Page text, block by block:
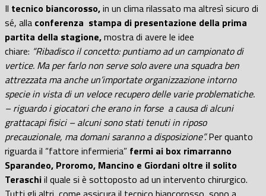
Il tecnico biancorosso,in un clima rilassato ma altresì sicuro di
sé, alla conferenza stampa di presentazione della prima
partita della stagione,mostra di avere le idee
chiare: “Ribadisco il concetto: puntiamo ad un campionato di
vertice. Ma per farlo non serve solo avere una squadra ben
attrezzata ma anche un’importate organizzazione intorno
specie in vista di un veloce recupero delle varie problematiche.
– riguardo i giocatori che erano in forse a causa di alcuni
grattacapi fisici – alcuni sono stati tenuti in riposo
precauzionale, ma domani saranno a disposizione”.Per quanto
riguarda il “fattore infermieria” fermi ai box rimarranno
Sparandeo, Proromo, Mancino e Giordani oltre il solito
Teraschiil quale si è sottoposto ad un intervento chirurgico.